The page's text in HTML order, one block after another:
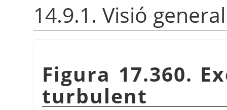
14.9.1. Visió general
Figura 17.360.
turbulent